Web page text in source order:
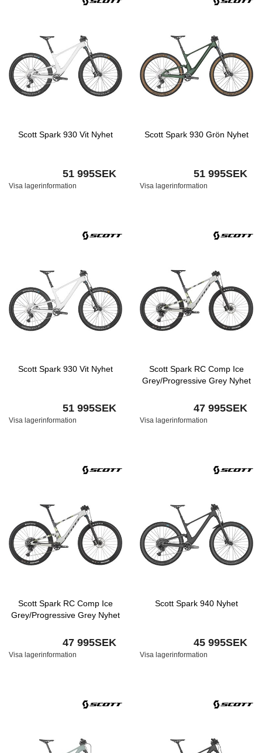
Scott Spark 930 Vit Nyhet
51 995SEK
Visa lagerinformation
Scott Spark 930 Grön Nyhet
51 995SEK
Visa lagerinformation
Scott Spark 930 Vit Nyhet
51 995SEK
Visa lagerinformation
Scott Spark RC Comp Ice
Grey/Progressive Grey Nyhet
47 995SEK
Visa lagerinformation
Scott Spark RC Comp Ice
Grey/Progressive Grey Nyhet
47 995SEK
Visa lagerinformation
Scott Spark 940 Nyhet
45 995SEK
Visa lagerinformation